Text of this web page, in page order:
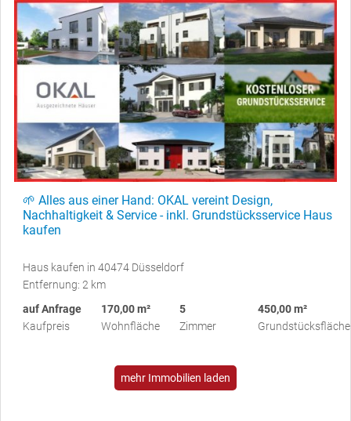
🌱 Alles aus einer Hand: OKAL vereint Design,
Nachhaltigkeit & Service - inkl. Grundstücksservice Haus
kaufen
Haus kaufen in 40474 Düsseldorf
Entfernung: 2 km
auf Anfrage
Kaufpreis
170,00 m²
Wohnfläche
5
Zimmer
450,00 m²
Grundstücksfläche
mehr Immobilien laden